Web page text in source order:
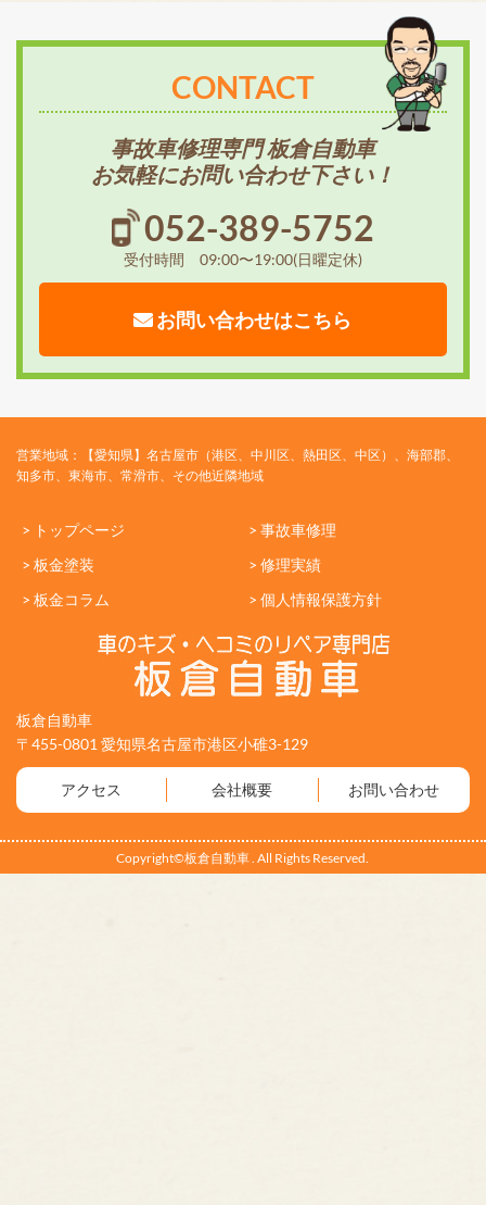
CONTACT
事故車修理専門 板倉自動車
お気軽にお問い合わせ下さい！
052-389-5752
受付時間 09:00〜19:00(日曜定休)
お問い合わせはこちら
営業地域：【愛知県】名古屋市（港区、中川区、熱田区、中区）、海部郡、
知多市、東海市、常滑市、その他近隣地域
> トップページ
> 事故車修理
> 板金塗装
> 修理実績
> 板金コラム
> 個人情報保護方針
板倉自動車
〒455-0801 愛知県名古屋市港区小碓3-129
アクセス 会社概要 お問い合わせ
Copyright©板倉自動車 . All Rights Reserved.